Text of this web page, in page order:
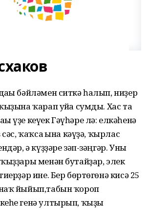
бәйләмен ситкә һалып, ниҙер
ҡарап уйға сумды. Хас та
үҙе кеүек Гәүһәре лә: елкәһенә
ҡаҡса ғына кәүҙә, ҡырлас
ә күҙҙәре зәп-зәңгәр. Уны
менән бутайҙар, элек
ине. Бер бөртөгөнә кисә 25
йыйып,табын ҡороп
генә ултырып, ҡыҙы